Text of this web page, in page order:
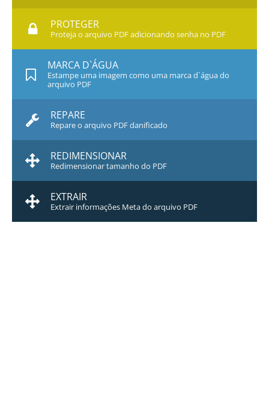
PROTEGER
Proteja o arquivo PDF adicionando senha no PDF
MARCA D`ÁGUA
Estampe uma imagem como uma marca d`água do
arquivo PDF
REPARE
Repare o arquivo PDF danificado
REDIMENSIONAR
Redimensionar tamanho do PDF
EXTRAIR
Extrair informações Meta do arquivo PDF